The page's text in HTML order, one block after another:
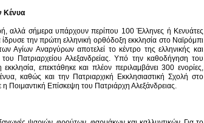
Κένυα
αλλά σήμερα υπάρχουν περίπου 100 Έλληνες ή Κενυάτες
την πρώτη ελληνική ορθόδοξη εκκλησία στο Ναϊρόμπι
Αγίων Αναργύρων αποτελεί το κέντρο της ελληνικής και
του Πατριαρχείου Αλεξανδρείας. Υπό την καθοδήγηση του
επεκτάθηκε και πλέον περιλαμβάνει 300 ενορίες,
καθώς και την Πατριαρχική Εκκλησιαστική Σχολή στο
Ποιμαντική Επίσκεψη του Πατριάρχη Αλεξάνδρειας.